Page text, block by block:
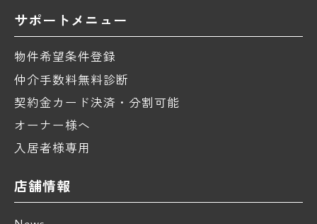
サポートメニュー
物件希望条件登録
仲介手数料無料診断
契約金カード決済・分割可能
オーナー様へ
入居者様専用
店舗情報